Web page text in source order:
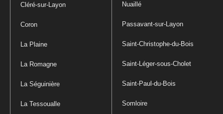
Cléré-sur-Layon
Coron
La Plaine
La Romagne
La Séguinière
La Tessoualle
Nuaillé
Passavant-sur-Layon
Saint-Christophe-du-Bois
Saint-Léger-sous-Cholet
Saint-Paul-du-Bois
Somloire